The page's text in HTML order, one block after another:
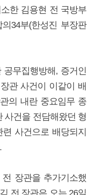
소한 김용현 전 국방부
34부(한성진 부장판
무집행방해, 증거인
관 사건이 이같이 배
의 내란 중요임무 종
사건을 전담해왔던 형
사건으로 배당되지
장관을 추가기소했
전 장관은 오는 26일